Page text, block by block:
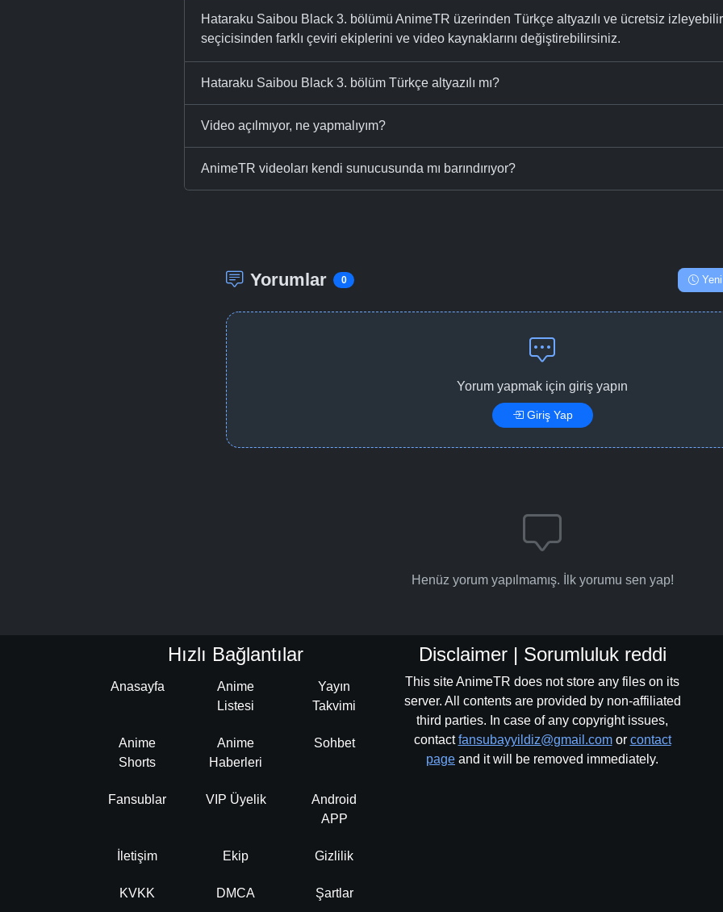
Hataraku Saibou Black 3. bölümü AnimeTR üzerinden Türkçe altyazılı ve ücretsiz
seçicisinden farklı çeviri ekiplerini ve video kaynaklarını değiştirebilirsiniz.
Hataraku Saibou Black 3. bölüm Türkçe altyazılı mı?
Video açılmıyor, ne yapmalıyım?
AnimeTR videoları kendi sunucusunda mı barındırıyor?
Yorumlar 0 Yeni
Yorum yapmak için giriş yapın
Giriş Yap
Henüz yorum yapılmamış. İlk yorumu sen yap!
Hızlı Bağlantılar
Anasayfa
Anime
Listesi
Yayın
Takvimi
Anime
Shorts
Anime
Haberleri
Sohbet
Fansublar VIP Üyelik
Android
APP
İletişim Ekip Gizlilik
KVKK DMCA Şartlar
Disclaimer | Sorumluluk reddi
This site AnimeTR does not store any files on its
server. All contents are provided by non-affiliated
third parties. In case of any copyright issues,
contactfansubayyildiz@gmail.comor contact
page and it will be removed immediately.